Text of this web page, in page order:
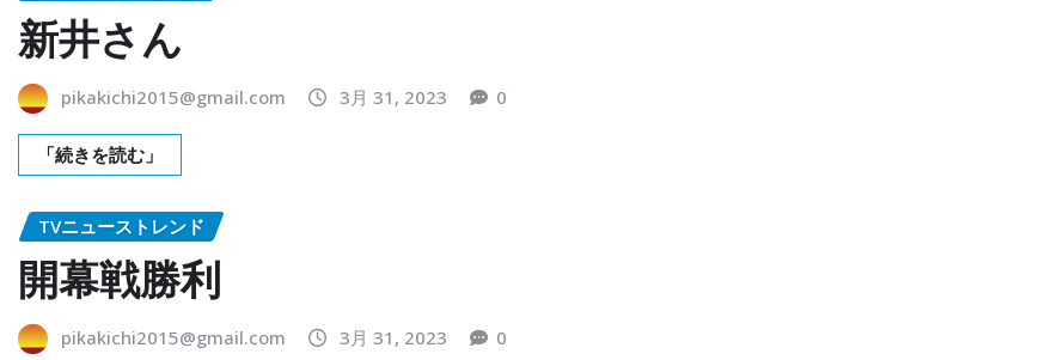
新井さん
pikakichi2015@gmail.com 3月 31, 2023 0
「続きを読む」
TVニューストレンド
開幕戦勝利
pikakichi2015@gmail.com 3月 31, 2023 0